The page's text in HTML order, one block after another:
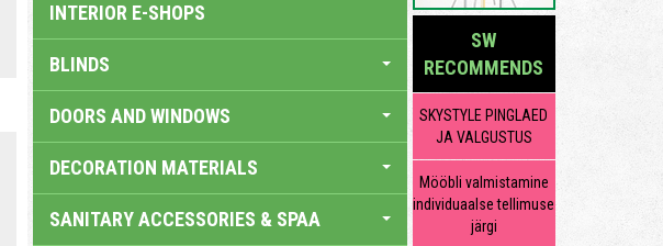
INTERIOR E-SHOPS
BLINDS
DOORS AND WINDOWS
DECORATION MATERIALS
SANITARY ACCESSORIES & SPAA
SW
RECOMMENDS
SKYSTYLE PINGLAED
JA VALGUSTUS
Mööbli valmistamine
individuaalse tellimuse
järgi